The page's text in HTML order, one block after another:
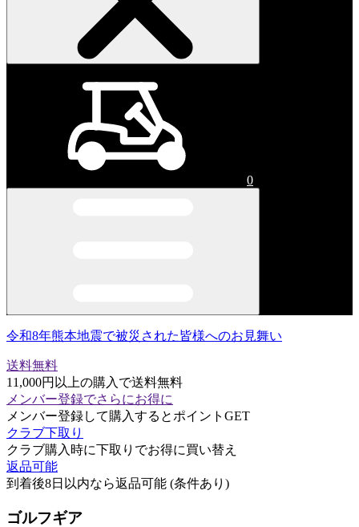
0
令和8年熊本地震で被災された皆様へのお見舞い
送料無料
11,000円以上の購入で送料無料
メンバー登録でさらにお得に
メンバー登録して購入するとポイントGET
クラブ下取り
クラブ購入時に下取りでお得に買い替え
返品可能
到着後8日以内なら返品可能 (条件あり)
ゴルフギア